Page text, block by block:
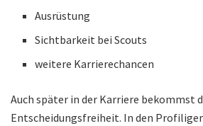
Ausrüstung
Sichtbarkeit bei Scouts
weitere Karrierechancen
Auch später in der Karriere bekommst
Entscheidungsfreiheit. In den